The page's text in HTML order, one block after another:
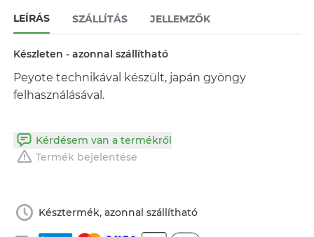
LEÍRÁS SZÁLLÍTÁS JELLEMZŐK
Készleten - azonnal szállítható
Peyote technikával készült, japán gyöngy
felhasználásával.
Kérdésem van a termékről
Termék bejelentése
Késztermék, azonnal szállítható